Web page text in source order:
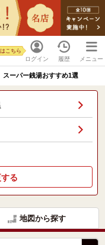
ログイン
こちら
履歴 メニュー
スーパー銭湯おすすめ1選
る
地図から探す